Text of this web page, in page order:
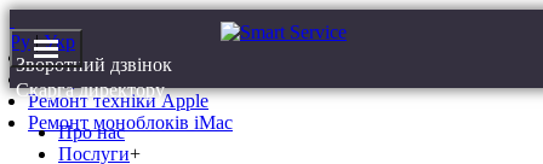
Ру|Укр
Зворотний дзвінок
Скарга директору
Про нас
Послуги+
Головна
Послуги
Ремонт техніки Apple
Ремонт моноблоків iMac